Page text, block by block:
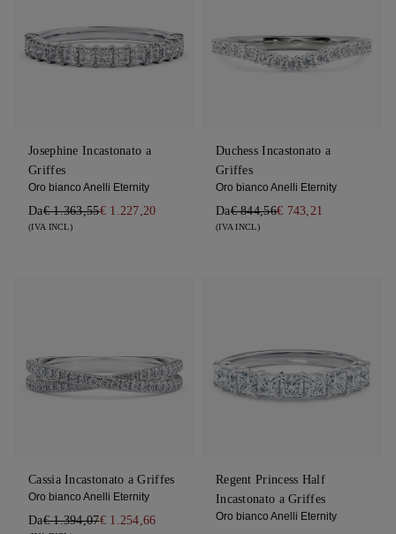
Josephine Incastonato a
Griffes
Oro bianco Anelli Eternity
Da€ 1.363,55€ 1.227,20
(IVA INCL)
Duchess Incastonato a
Griffes
Oro bianco Anelli Eternity
Da€ 844,56€ 743,21
(IVA INCL)
Cassia Incastonato a Griffes
Oro bianco Anelli Eternity
Da€ 1.394,07€ 1.254,66
Regent Princess Half
Incastonato a Griffes
Oro bianco Anelli Eternity